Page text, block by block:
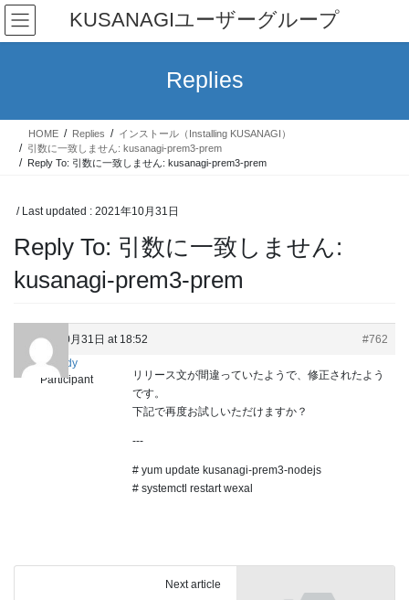
Skip
the
Skip
the
KUSANAGIユーザーグループ
Replies
HOME Replies
インストール（Installing KUSANAGI）
引数に一致しません: kusanagi-prem3-prem
Reply To: 引数に一致しません: kusanagi-prem3-prem
/ Last updated : 2021年10月31日
Reply To: 引数に一致しません:
kusanagi-prem3-prem
2021年10月31日 at 18:52
#762
cloudy
Participant
リリース文が間違っていたようで、修正されたよう
です。
下記で再度お試しいただけますか？
---
# yum update kusanagi-prem3-nodejs
# systemctl restart wexal
Next article